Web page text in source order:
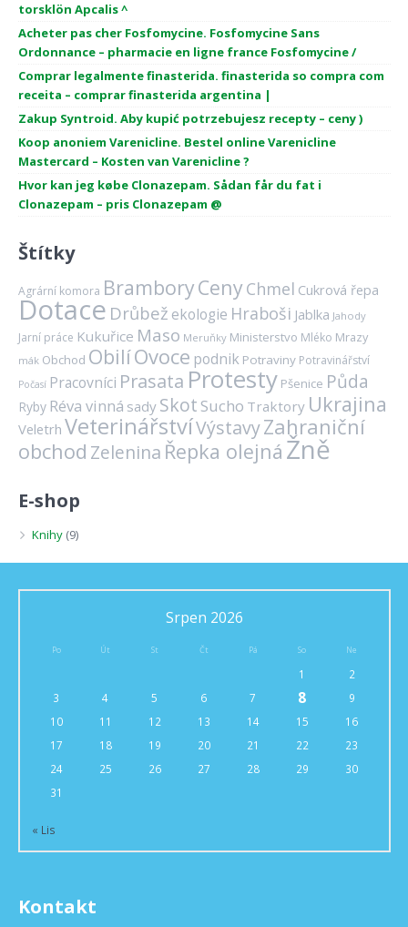
torsklön Apcalis ^
Acheter pas cher Fosfomycine. Fosfomycine Sans
Ordonnance – pharmacie en ligne france Fosfomycine /
Comprar legalmente finasterida. finasterida so compra com
receita – comprar finasterida argentina |
Zakup Syntroid. Aby kupić potrzebujesz recepty – ceny )
Koop anoniem Varenicline. Bestel online Varenicline
Mastercard – Kosten van Varenicline ?
Hvor kan jeg købe Clonazepam. Sådan får du fat i
Clonazepam – pris Clonazepam @
Štítky
Agrární komora BramboryCenyChmel Cukrová řepa
Dotace Drůbež ekologie Hraboši Jablka Jahody
Jarní práce Kukuřice Maso Meruňky Ministerstvo Mléko Mrazy
mák Obchod ObilíOvoce podnik Potraviny Potravinářství
Počasí Pracovníci Prasata Protesty Pšenice Půda
Ryby Réva vinná sady Skot Sucho Traktory Ukrajina
Veletrh VeterinářstvíVýstavyZahraniční
obchod Zelenina Řepka olejná Žně
E-shop
Knihy (9)
Srpen 2026
Po Út St Čt Pá So Ne
1
2
3
4 5 6 7 8
9
10
11 12 13 14 15
16
17
18 19 20 21 22
23
24
25 26 27 28 29
30
31
« Lis
Kontakt